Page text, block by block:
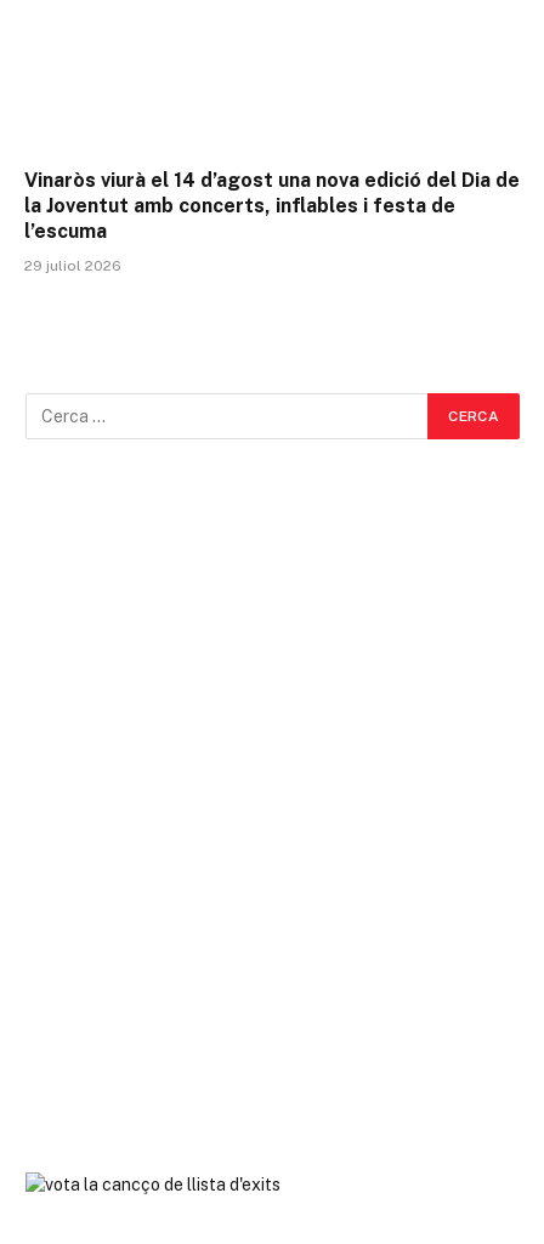
Vinaròs viurà el 14 d’agost una nova edició del Dia de
la Joventut amb concerts, inflables i festa de
l’escuma
29 juliol 2026